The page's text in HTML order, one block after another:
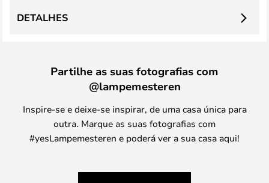
DETALHES
Partilhe as suas fotografias com
@lampemesteren
Inspire-se e deixe-se inspirar, de uma casa única para
outra. Marque as suas fotografias com
#yesLampemesteren e poderá ver a sua casa aqui!